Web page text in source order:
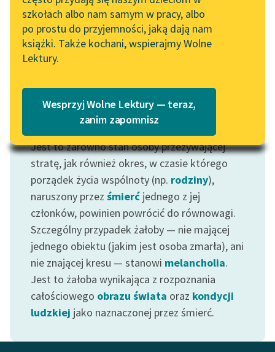
Tunkiel w Oslo
102. lata temu zmarł
Joseph Conrad
Lektury szkolne i klasyka
literatury do słuchania dla
uczennic i uczniów z
niepełnosprawnościami
E-kolekcja lektur
szkolnych i literatury do
słuchania dla uczennic i
uczniów z
niepełnosprawnościami
Feministyczne inspiracje.
Popularyzacja
skandynawskiej literatury
feministycznej
Ręce pełne poezji
Widget Wolnych Lektur
Przypisy
Katalog w formacie PDF
szkołach albo nam samym w pracy, albo
po prostu do przyjemności, jaką dają nam
książki. Także kochani, wspierajmy Wolne
Lektury.
Wesprzyj Wolne Lektury — teraz,
zanim zapomnisz
Bez...
Czytaj więcej
Motyw: Żałoba
Jest to zarówno stan osoby przeżywającej
stratę, jak również okres, w czasie którego
porządek życia wspólnoty (np. rodziny),
naruszony przez śmierć jednego z jej
członków, powinien powrócić do równowagi.
Szczególny przypadek żałoby — nie mającej
jednego obiektu (jakim jest osoba zmarła), ani
nie znającej kresu — stanowi melancholia.
Jest to żałoba wynikająca z rozpoznania
całościowego obrazu świata oraz kondycji
ludzkiej jako naznaczonej przez śmierć.